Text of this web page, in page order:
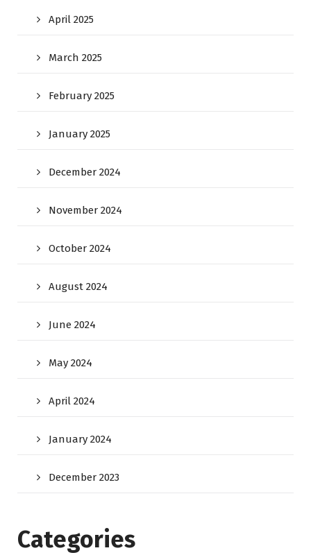
April 2025
March 2025
February 2025
January 2025
December 2024
November 2024
October 2024
August 2024
June 2024
May 2024
April 2024
January 2024
December 2023
Categories